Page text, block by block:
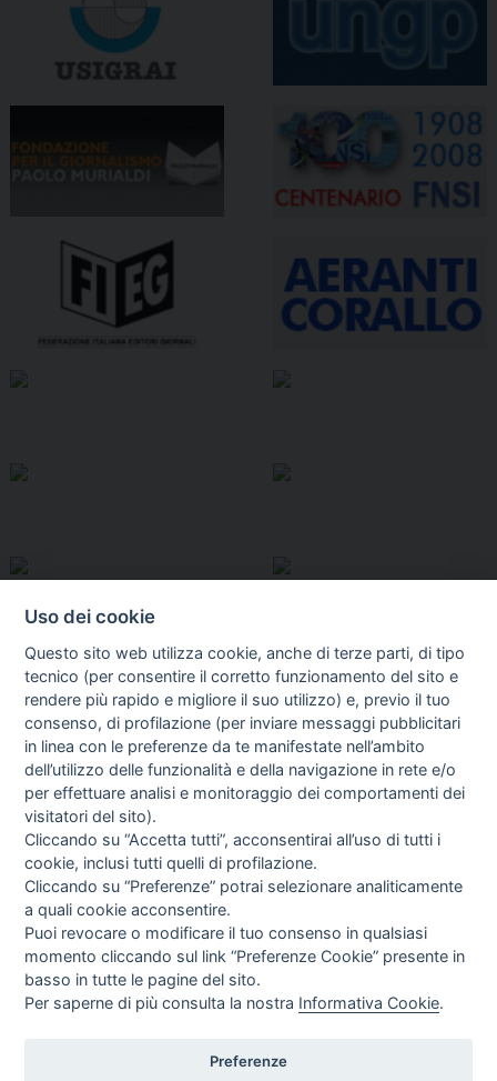
I libri Vedi tutti
Direttrice Responsabile: Alessandra Costante | Registrazione al Tribunale Civile
Uso dei cookie
Questo sito web utilizza cookie, anche di terze parti, di tipo
tecnico (per consentire il corretto funzionamento del sito e
rendere più rapido e migliore il suo utilizzo) e, previo il tuo
consenso, di profilazione (per inviare messaggi pubblicitari
in linea con le preferenze da te manifestate nell’ambito
dell’utilizzo delle funzionalità e della navigazione in rete e/o
per effettuare analisi e monitoraggio dei comportamenti dei
visitatori del sito).
Cliccando su “Accetta tutti”, acconsentirai all’uso di tutti i
cookie, inclusi tutti quelli di profilazione.
Cliccando su “Preferenze” potrai selezionare analiticamente
a quali cookie acconsentire.
Puoi revocare o modificare il tuo consenso in qualsiasi
momento cliccando sul link “Preferenze Cookie” presente in
basso in tutte le pagine del sito.
Per saperne di più consulta la nostra Informativa Cookie.
Preferenze